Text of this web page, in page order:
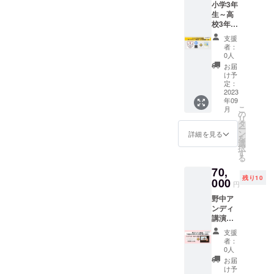
をメー
ルでお
送りし
ます。
です。
小学3年
生～高
校3年生
対象の
ジュニ
アライ
ティン
グ＆パ
ブリッ
クス
ピーキ
ング
（W&P
S)道場
（1か月
9,900
2ヶ月間
受講で
きま
す。 ・
60分×8
回（週1
回・2ヵ
月） ・
有効期
限：初
回を
支援
者：
0人
お届
け予
定：
2023
年09
月
詳細を見る
こ
の
リ
タ
ー
ン
を
選
択
す
る
70,
000 円
残り10
野中ア
ンディ
講演
（60～
90分、
通常
200,000
円）を
支援
者：
0人
お届
け予